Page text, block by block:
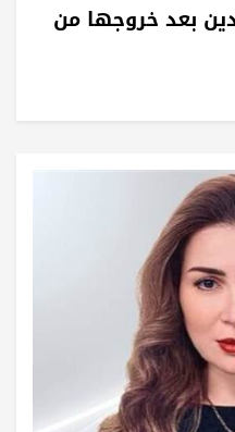
بعد خروجها من